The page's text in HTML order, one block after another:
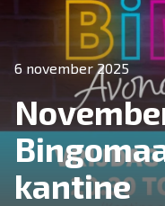
6 november 2025
kantine